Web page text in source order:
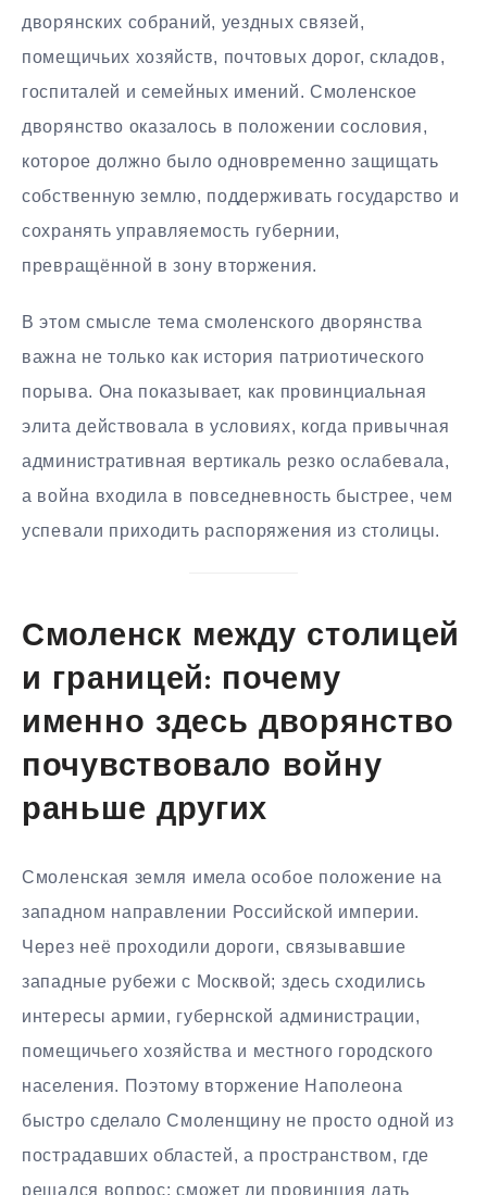
дворянских собраний, уездных связей,
помещичьих хозяйств, почтовых дорог, складов,
госпиталей и семейных имений. Смоленское
дворянство оказалось в положении сословия,
которое должно было одновременно защищать
собственную землю, поддерживать государство и
сохранять управляемость губернии,
превращённой в зону вторжения.
В этом смысле тема смоленского дворянства
важна не только как история патриотического
порыва. Она показывает, как провинциальная
элита действовала в условиях, когда привычная
административная вертикаль резко ослабевала,
а война входила в повседневность быстрее, чем
успевали приходить распоряжения из столицы.
Смоленск между столицей
и границей: почему
именно здесь дворянство
почувствовало войну
раньше других
Смоленская земля имела особое положение на
западном направлении Российской империи.
Через неё проходили дороги, связывавшие
западные рубежи с Москвой; здесь сходились
интересы армии, губернской администрации,
помещичьего хозяйства и местного городского
населения. Поэтому вторжение Наполеона
быстро сделало Смоленщину не просто одной из
пострадавших областей, а пространством, где
решался вопрос: сможет ли провинция дать